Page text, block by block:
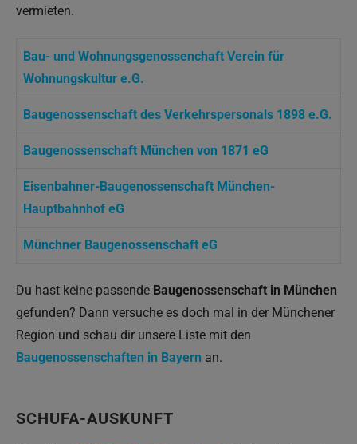
vermieten.
Bau- und Wohnungsgenossenchaft Verein für
Wohnungskultur e.G.
Baugenossenschaft des Verkehrspersonals 1898 e.G.
Baugenossenschaft München von 1871 eG
Eisenbahner-Baugenossenschaft München-
Hauptbahnhof eG
Münchner Baugenossenschaft eG
Du hast keine passende Baugenossenschaft in München
gefunden? Dann versuche es doch mal in der Münchener
Region und schau dir unsere Liste mit den
Baugenossenschaften in Bayern an.
SCHUFA-AUSKUNFT